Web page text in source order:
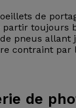
de
toujours
pneus allant
contraint par
de